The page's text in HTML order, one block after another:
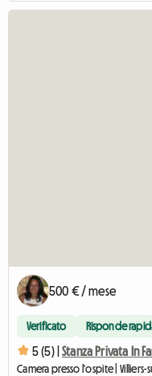
500 € / mese
Verificato Risponde
5 (5) | Stanza Privata In
Camera presso l'ospite | Villiers-